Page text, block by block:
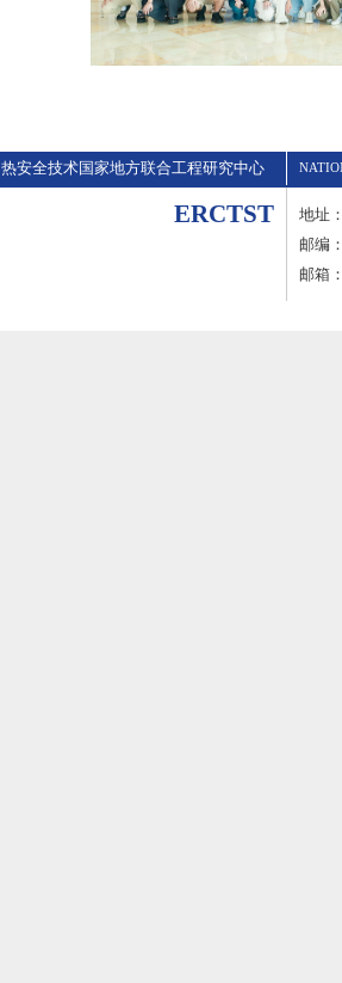
热安全技术国家地方联合工程研究中心
ERCTST
地址
邮编
邮箱